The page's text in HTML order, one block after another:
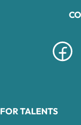
FOR TALENTS